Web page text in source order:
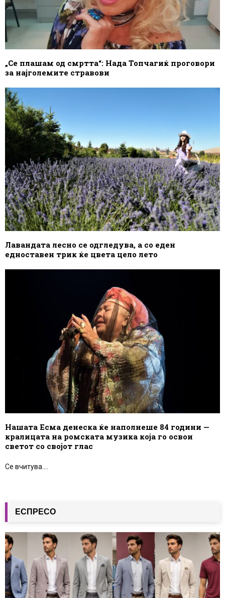
„Се плашам од смртта“: Нада Топчагиќ проговори
за најголемите стравови
Лавандата лесно се одгледува, а со еден
едноставен трик ќе цвета цело лето
Нашата Есма денеска ќе наполнеше 84 години —
кралицата на ромската музика која го освои
светот со својот глас
Се вчитува....
ЕСПРЕСО